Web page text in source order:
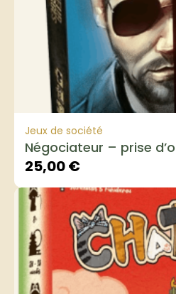
Jeux de société
Négociateur – prise
25,00€